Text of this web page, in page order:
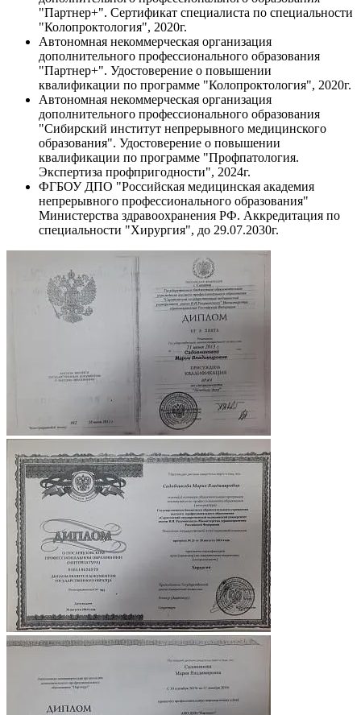
"Партнер+". Сертификат специалиста по специальности
"Колопроктология", 2020г.
Автономная некоммерческая организация
дополнительного профессионального образования
"Партнер+". Удостоверение о повышении
квалификации по программе "Колопроктология", 2020г.
Автономная некоммерческая организация
дополнительного профессионального образования
"Сибирский институт непрерывного медицинского
образования". Удостоверение о повышении
квалификации по программе "Профпатология.
Экспертиза профпригодности", 2024г.
ФГБОУ ДПО "Российская медицинская академия
непрерывного профессионального образования"
Министерства здравоохранения РФ. Аккредитация по
специальности "Хирургия", до 29.07.2030г.